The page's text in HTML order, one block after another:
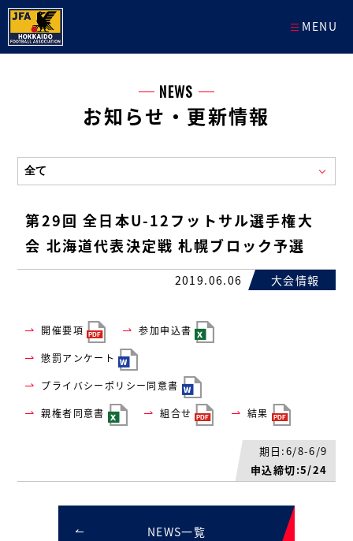
MENU
NEWS
お知らせ・更新情報
第29回 全日本U-12フットサル選手権大
会 北海道代表決定戦 札幌ブロック予選
2019.06.06 大会情報
開催要項 参加申込書
懲罰アンケート
プライバシーポリシー同意書
親権者同意書 組合せ 結果
期日:6/8-6/9
申込締切:5/24
NEWS一覧